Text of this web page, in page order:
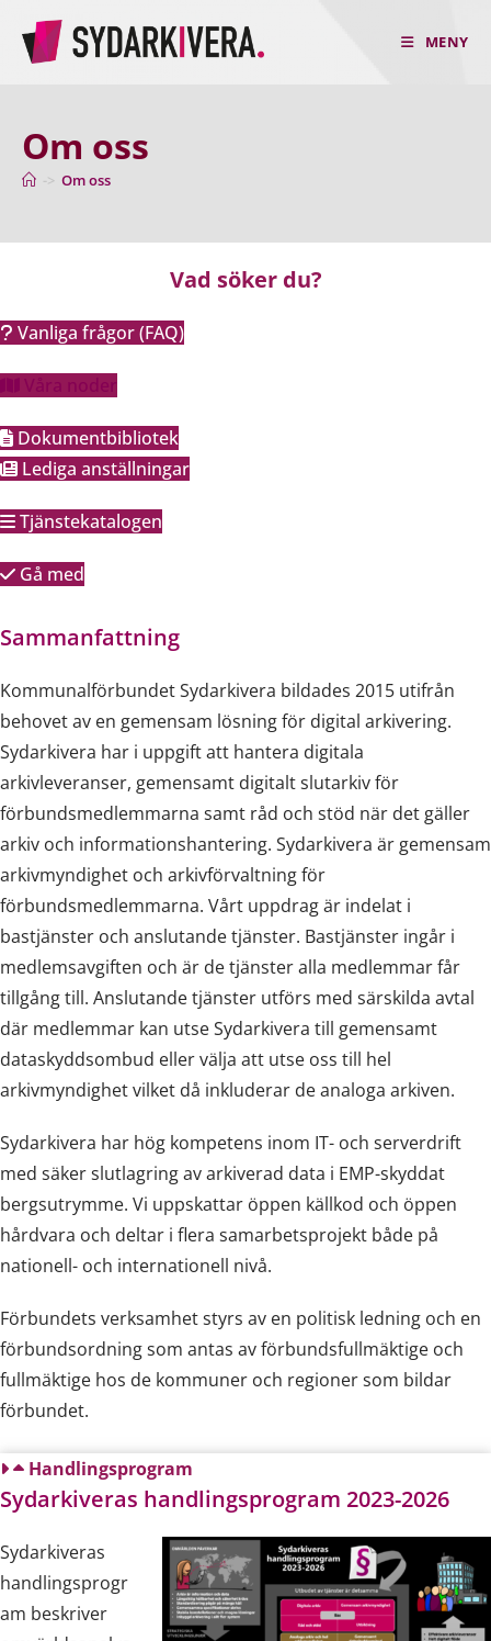
innehållet
MENY
Om oss
-> Om oss
Vad söker du?
Vanliga frågor (FAQ)
Dokumentbibliotek
Lediga anställningar
Tjänstekatalogen
Gå med
Sammanfattning
Kommunalförbundet Sydarkivera bildades 2015 utifrån
behovet av en gemensam lösning för digital arkivering.
Sydarkivera har i uppgift att hantera digitala
arkivleveranser, gemensamt digitalt slutarkiv för
förbundsmedlemmarna samt råd och stöd när det gäller
arkiv och informationshantering. Sydarkivera är gemensam
arkivmyndighet och arkivförvaltning för
förbundsmedlemmarna. Vårt uppdrag är indelat i
bastjänster och anslutande tjänster. Bastjänster ingår i
medlemsavgiften och är de tjänster alla medlemmar får
tillgång till. Anslutande tjänster utförs med särskilda avtal
där medlemmar kan utse Sydarkivera till gemensamt
dataskyddsombud eller välja att utse oss till hel
arkivmyndighet vilket då inkluderar de analoga arkiven.
Sydarkivera har hög kompetens inom IT- och serverdrift
med säker slutlagring av arkiverad data i EMP-skyddat
bergsutrymme. Vi uppskattar öppen källkod och öppen
hårdvara och deltar i flera samarbetsprojekt både på
nationell- och internationell nivå.
Förbundets verksamhet styrs av en politisk ledning och en
förbundsordning som antas av förbundsfullmäktige och
fullmäktige hos de kommuner och regioner som bildar
förbundet.
Handlingsprogram
Sydarkiveras handlingsprogram 2023-2026
Sydarkiveras
handlingsprogr
am beskriver